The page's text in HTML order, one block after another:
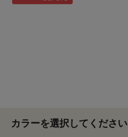
カラーを選択してください